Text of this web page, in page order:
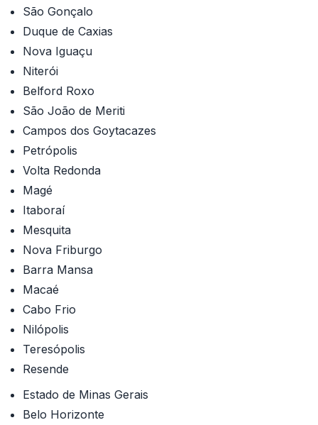
São Gonçalo
Duque de Caxias
Nova Iguaçu
Niterói
Belford Roxo
São João de Meriti
Campos dos Goytacazes
Petrópolis
Volta Redonda
Magé
Itaboraí
Mesquita
Nova Friburgo
Barra Mansa
Macaé
Cabo Frio
Nilópolis
Teresópolis
Resende
Estado de Minas Gerais
Belo Horizonte